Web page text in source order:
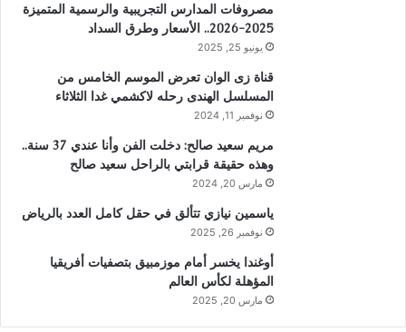
مصروفات المدارس التجريبية والرسمية المتميزة
2025-2026.. الأسعار وطرق السداد
يونيو 25, 2025
قناة زى الوان تعرض الموسم الخامس من
المسلسل الهندى رحله لاكشمي غدا الثلاثاء
نوفمبر 11, 2024
مريم سعيد صالح: دخلت الفن وأنا عندي 37 سنة..
وهذه حقيقة قرابتي بالراحل سعيد صالح
مارس 20, 2024
ياسمين نيازي تتألق في حقل كامل العدد بالرياض
نوفمبر 26, 2025
أوغندا يخسر أمام موزمبيق بتصفيات أفريقيا
المؤهلة لكأس العالم
مارس 20, 2025